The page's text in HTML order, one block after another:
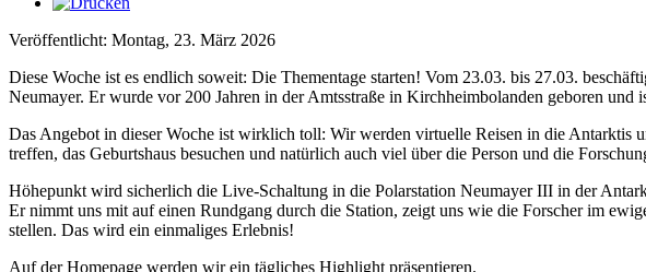
Veröffentlicht: Montag, 23. März 2026
Diese Woche ist es endlich soweit: Die Thementage starten! Vom 23.03. bis 27.03.
Neumayer. Er wurde vor 200 Jahren in der Amtsstraße in Kirchheimbolanden geboren und
Das Angebot in dieser Woche ist wirklich toll: Wir werden virtuelle Reisen in die Antarktis
treffen, das Geburtshaus besuchen und natürlich auch viel über die Person und die
Höhepunkt wird sicherlich die Live-Schaltung in die Polarstation Neumayer III in der
Er nimmt uns mit auf einen Rundgang durch die Station, zeigt uns wie die Forscher im
stellen. Das wird ein einmaliges Erlebnis!
Auf der Homepage werden wir ein tägliches Highlight präsentieren.